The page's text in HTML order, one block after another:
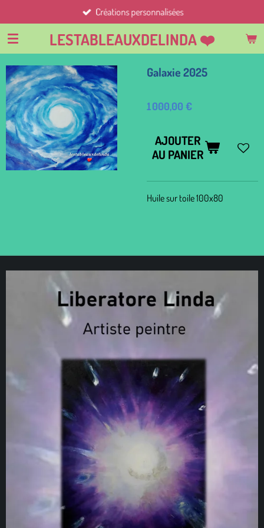
au
contenu
principal
LESTABLEAUXDELINDA ❤️
Créations personnalisées
Galaxie 2025
1 000,00 €
AJOUTER
AU PANIER
Huile sur toile 100x80